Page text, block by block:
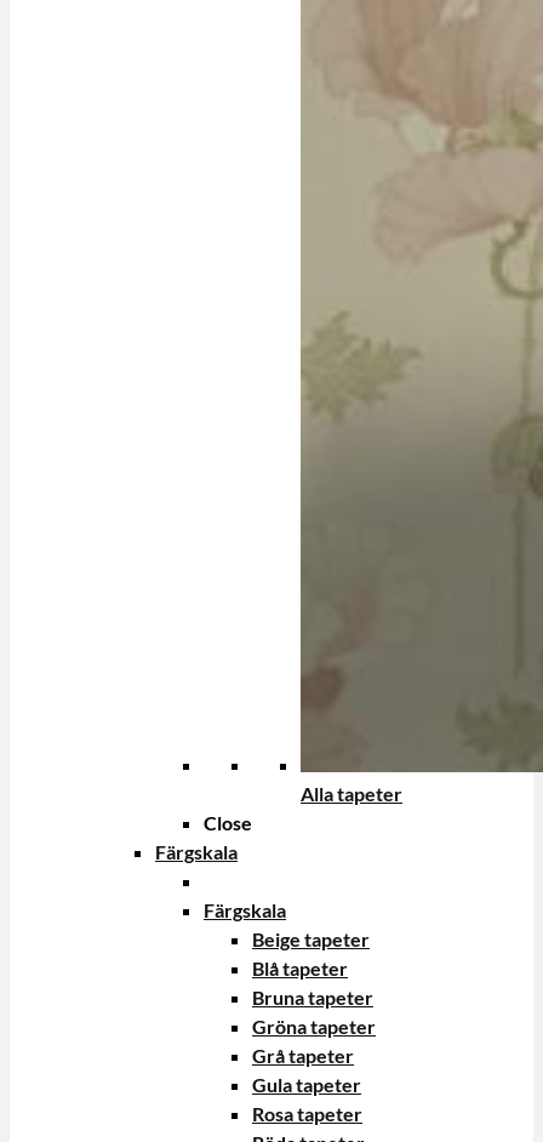
Alla tapeter
Close
Färgskala
Färgskala
Beige tapeter
Blå tapeter
Bruna tapeter
Gröna tapeter
Grå tapeter
Gula tapeter
Rosa tapeter